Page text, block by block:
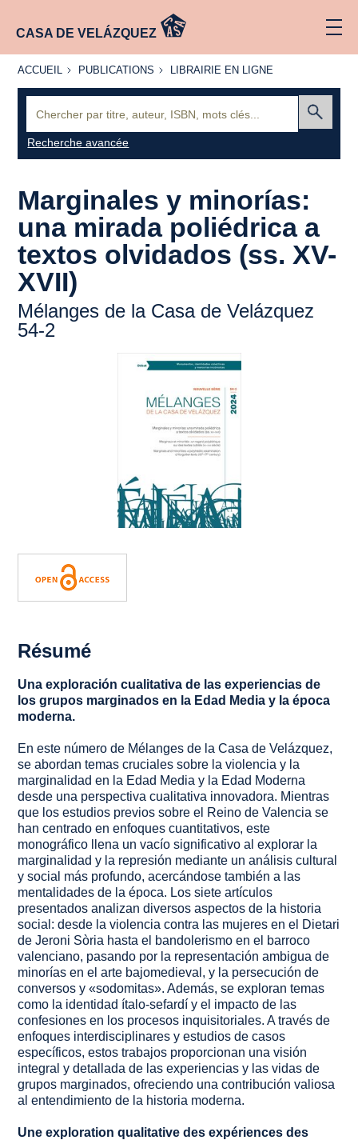
CASA DE VELÁZQUEZ
ACCUEIL
ACCUEIL PUBLICATIONS
PUBLICATIONS
LIBRAIRIE
LIBRAIRIE EN LIGNE
Recherche avancée
Marginales y minorías:
una mirada poliédrica a
textos olvidados (ss. XV-
XVII)
Mélanges de la Casa de Velázquez
54-2
Résumé
Una exploración cualitativa de las experiencias de
los grupos marginados en la Edad Media y la época
moderna.
En este número de Mélanges de la Casa de Velázquez,
se abordan temas cruciales sobre la violencia y la
marginalidad en la Edad Media y la Edad Moderna
desde una perspectiva cualitativa innovadora. Mientras
que los estudios previos sobre el Reino de Valencia se
han centrado en enfoques cuantitativos, este
monográfico llena un vacío significativo al explorar la
marginalidad y la represión mediante un análisis cultural
y social más profundo, acercándose también a las
mentalidades de la época. Los siete artículos
presentados analizan diversos aspectos de la historia
social: desde la violencia contra las mujeres en el Dietari
de Jeroni Sòria hasta el bandolerismo en el barroco
valenciano, pasando por la representación ambigua de
minorías en el arte bajomedieval, y la persecución de
conversos y «sodomitas». Además, se exploran temas
como la identidad ítalo-sefardí y el impacto de las
confesiones en los procesos inquisitoriales. A través de
enfoques interdisciplinares y estudios de casos
específicos, estos trabajos proporcionan una visión
integral y detallada de las experiencias y las vidas de
grupos marginados, ofreciendo una contribución valiosa
al entendimiento de la historia moderna.
Une exploration qualitative des expériences des